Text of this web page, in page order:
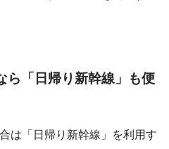
「日帰り新幹線」も便
は「日帰り新幹線」を利用す